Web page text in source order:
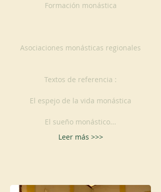
Formación monástica
Asociaciones monásticas regionales
Textos de referencia :
El espejo de la vida monástica
El sueño monástico...
Leer más >>>